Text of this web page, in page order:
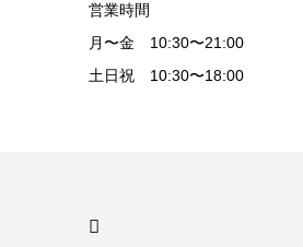
営業時間
月〜金 10:30〜21:00
土日祝 10:30〜18:00